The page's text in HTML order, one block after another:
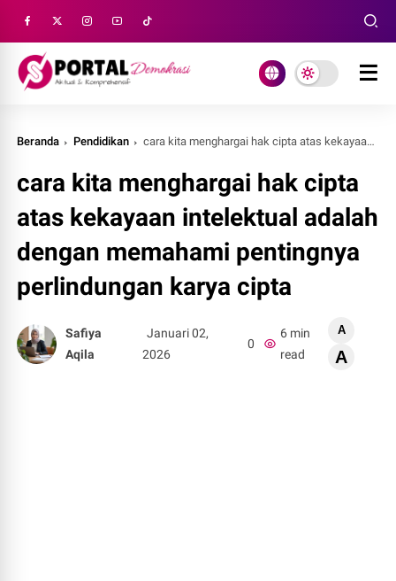
Beranda Pendidikan cara kita menghargai hak cipta atas kekayaan intelektual adalah dengan memahami pentingnya perlindungan karya cipta
cara kita menghargai hak cipta
atas kekayaan intelektual adalah
dengan memahami pentingnya
perlindungan karya cipta
Safiya
Aqila
Januari 02,
2026
0
6 min
read
A
A